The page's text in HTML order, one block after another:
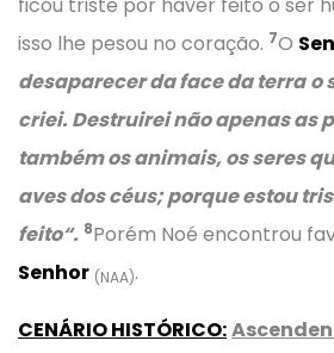
ficou triste por haver feito o ser
isso lhe pesou no coração. 7O
desaparecer da face da terra o
criei. Destruirei não apenas as
também os animais, os seres
aves dos céus; porque estou
feito“. 8Porém Noé encontrou
Senhor (NAA).
CENÁRIO HISTÓRICO: